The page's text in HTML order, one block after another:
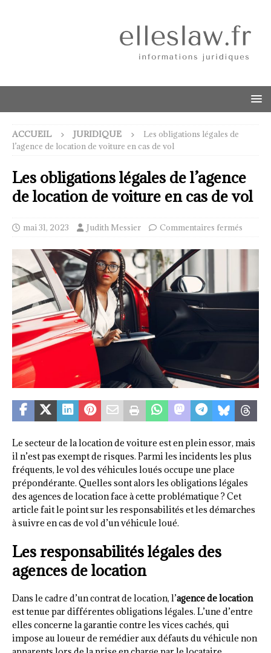
ACCUEIL JURIDIQUE
Les obligations légales de
l’agence de location de voiture en cas de vol
Les obligations légales de l’agence
de location de voiture en cas de vol
mai 31, 2023 Judith Messier Commentaires fermés
Le secteur de la location de voiture est en plein essor, mais
il n’est pas exempt de risques. Parmi les incidents les plus
fréquents, le vol des véhicules loués occupe une place
prépondérante. Quelles sont alors les obligations légales
des agences de location face à cette problématique ? Cet
article fait le point sur les responsabilités et les démarches
à suivre en cas de vol d’un véhicule loué.
Les responsabilités légales des
agences de location
Dans le cadre d’un contrat de location, l’agence de location
est tenue par différentes obligations légales. L’une d’entre
elles concerne la garantie contre les vices cachés, qui
impose au loueur de remédier aux défauts du véhicule non